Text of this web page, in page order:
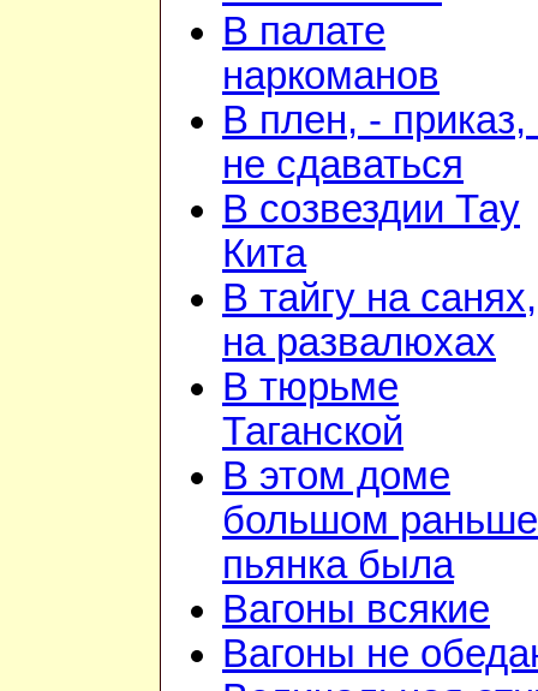
В палате
наркоманов
В плен, - приказ,
не сдаваться
В созвездии Тау
Кита
В тайгу на санях,
на развалюхах
В тюрьме
Таганской
В этом доме
большом раньше
пьянка была
Вагоны всякие
Вагоны не